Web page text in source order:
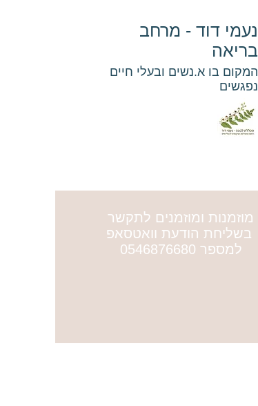
נעמי דוד - מרחב
בריאה
המקום בו א.נשים ובעלי חיים
נפגשים
מוזמנות ומוזמנים לתקשר
בשליחת הודעת וואטסאפ
למספר 0546876680